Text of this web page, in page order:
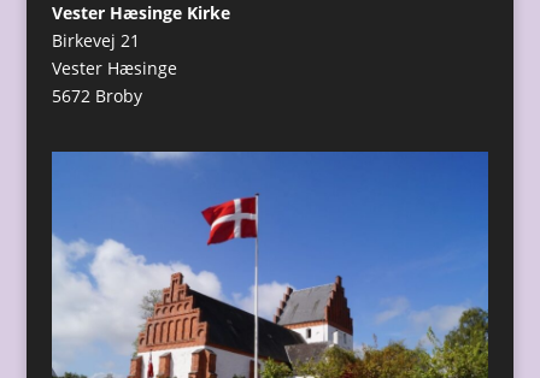
Vester Hæsinge Kirke
Birkevej 21
Vester Hæsinge
5672 Broby